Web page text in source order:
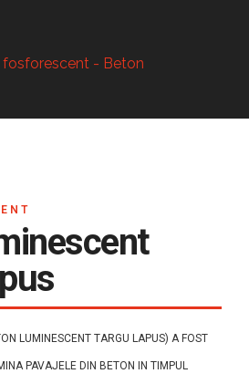
LUMINESCENT TARGU LAPUS) A FOST
PAVAJELE DIN BETON IN TIMPUL